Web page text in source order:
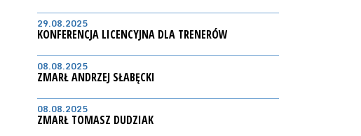
29.08.2025
KONFERENCJA LICENCYJNA DLA TRENERÓW
08.08.2025
ZMARŁ ANDRZEJ SŁABĘCKI
08.08.2025
ZMARŁ TOMASZ DUDZIAK